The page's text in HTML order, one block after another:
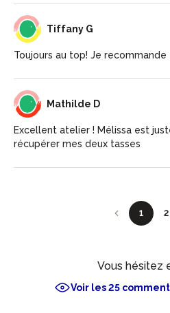
TG Tiffany G
Toujours au top! Je recommande
MD Mathilde D
Excellent atelier ! Mélissa est
récupérer mes deux tasses
1 2
Vous hésitez
Voir les 25